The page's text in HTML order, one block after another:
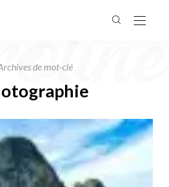
de mot-clé